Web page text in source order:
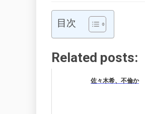
目次
Related posts:
佐々木希、不倫か